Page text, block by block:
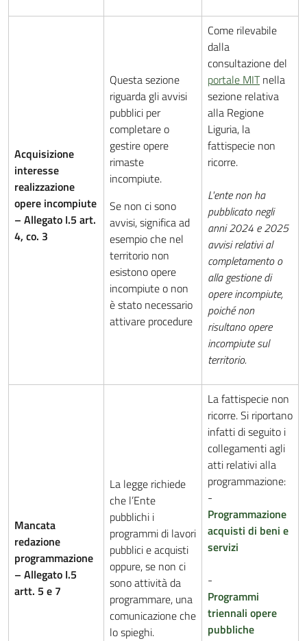
Acquisizione
interesse
realizzazione
opere incompiute
– Allegato I.5 art.
4, co. 3
Questa sezione
riguarda gli avvisi
pubblici per
completare o
gestire opere
rimaste
incompiute.
Se non ci sono
avvisi, significa ad
esempio che nel
territorio non
esistono opere
incompiute o non
è stato necessario
attivare procedure
Come rilevabile
dalla
consultazione del
portale MITnella
sezione relativa
alla Regione
Liguria, la
fattispecie non
ricorre.
L'ente non ha
pubblicato negli
anni 2024 e 2025
avvisi relativi al
completamento o
alla gestione di
opere incompiute,
poiché non
risultano opere
incompiute sul
territorio.
Mancata
redazione
programmazione
– Allegato I.5
artt. 5 e 7
La legge richiede
che l’Ente
pubblichi i
programmi di lavori
pubblici e acquisti
oppure, se non ci
sono attività da
programmare, una
comunicazione che
lo spieghi.
La fattispecie non
ricorre. Si riportano
infatti di seguito i
collegamenti agli
atti relativi alla
programmazione:
-
Programmazione
acquisti di beni e
servizi
-
Programmi
triennali opere
pubbliche